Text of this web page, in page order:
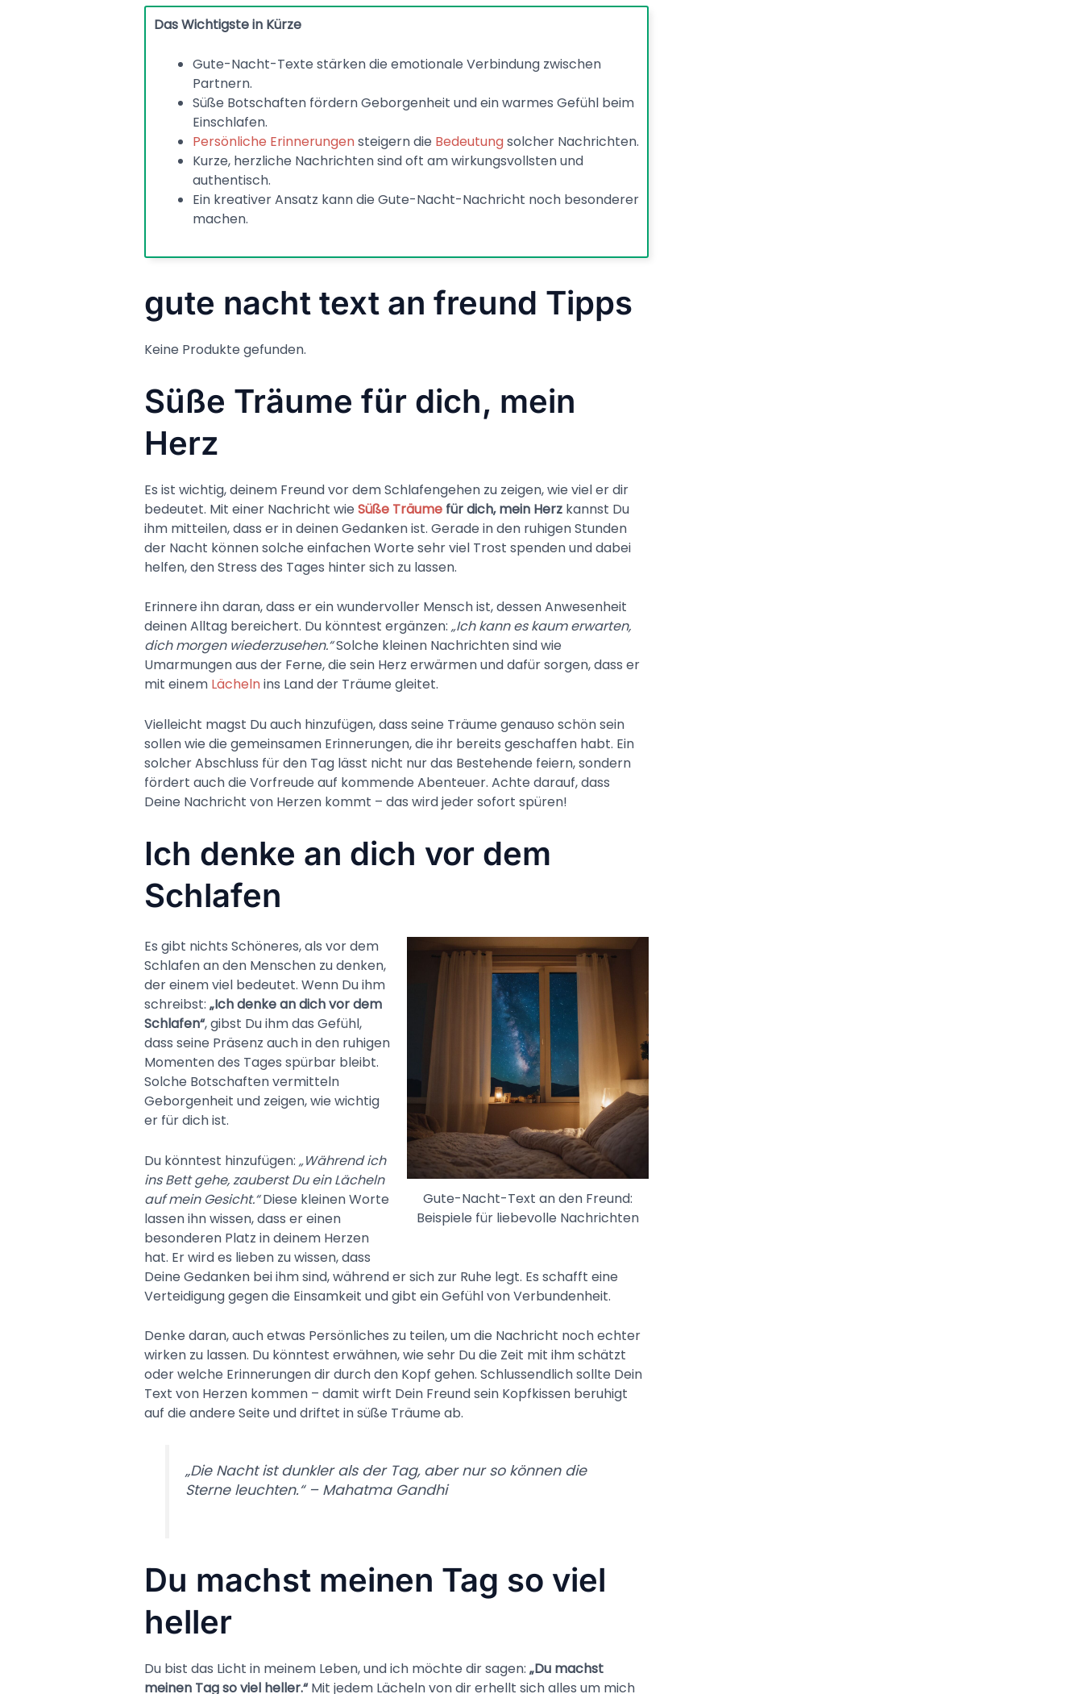
Das Wichtigste in Kürze
Gute-Nacht-Texte stärken die emotionale Verbindung zwischen
Partnern.
Süße Botschaften fördern Geborgenheit und ein warmes Gefühl beim
Einschlafen.
Persönliche Erinnerungensteigern die Bedeutungsolcher Nachrichten.
Kurze, herzliche Nachrichten sind oft am wirkungsvollsten und
authentisch.
Ein kreativer Ansatz kann die Gute-Nacht-Nachricht noch besonderer
machen.
gute nacht text an freund Tipps
Keine Produkte gefunden.
Süße Träume für dich, mein
Herz
Es ist wichtig, deinem Freund vor dem Schlafengehen zu zeigen, wie viel er dir
bedeutet. Mit einer Nachricht wie Süße Träumefür dich, mein Herzkannst Du
ihm mitteilen, dass er in deinen Gedanken ist. Gerade in den ruhigen Stunden
der Nacht können solche einfachen Worte sehr viel Trost spenden und dabei
helfen, den Stress des Tages hinter sich zu lassen.
Erinnere ihn daran, dass er ein wundervoller Mensch ist, dessen Anwesenheit
deinen Alltag bereichert. Du könntest ergänzen: „Ich kann es kaum erwarten,
dich morgen wiederzusehen.“Solche kleinen Nachrichten sind wie
Umarmungen aus der Ferne, die sein Herz erwärmen und dafür sorgen, dass er
mit einem Lächelnins Land der Träume gleitet.
Vielleicht magst Du auch hinzufügen, dass seine Träume genauso schön sein
sollen wie die gemeinsamen Erinnerungen, die ihr bereits geschaffen habt. Ein
solcher Abschluss für den Tag lässt nicht nur das Bestehende feiern, sondern
fördert auch die Vorfreude auf kommende Abenteuer. Achte darauf, dass
Deine Nachricht von Herzen kommt – das wird jeder sofort spüren!
Ich denke an dich vor dem
Schlafen
Gute-Nacht-Text an den Freund:
Beispiele für liebevolle Nachrichten
Es gibt nichts Schöneres, als vor dem
Schlafen an den Menschen zu denken,
der einem viel bedeutet. Wenn Du ihm
schreibst: „Ich denke an dich vor dem
Schlafen“, gibst Du ihm das Gefühl,
dass seine Präsenz auch in den ruhigen
Momenten des Tages spürbar bleibt.
Solche Botschaften vermitteln
Geborgenheit und zeigen, wie wichtig
er für dich ist.
Du könntest hinzufügen: „Während ich
ins Bett gehe, zauberst Du ein Lächeln
auf mein Gesicht.“Diese kleinen Worte
lassen ihn wissen, dass er einen
besonderen Platz in deinem Herzen
hat. Er wird es lieben zu wissen, dass
Deine Gedanken bei ihm sind, während er sich zur Ruhe legt. Es schafft eine
Verteidigung gegen die Einsamkeit und gibt ein Gefühl von Verbundenheit.
Denke daran, auch etwas Persönliches zu teilen, um die Nachricht noch echter
wirken zu lassen. Du könntest erwähnen, wie sehr Du die Zeit mit ihm schätzt
oder welche Erinnerungen dir durch den Kopf gehen. Schlussendlich sollte Dein
Text von Herzen kommen – damit wirft Dein Freund sein Kopfkissen beruhigt
auf die andere Seite und driftet in süße Träume ab.
„Die Nacht ist dunkler als der Tag, aber nur so können die
Sterne leuchten.“ – Mahatma Gandhi
Du machst meinen Tag so viel
heller
Du bist das Licht in meinem Leben, und ich möchte dir sagen: „Du machst
meinen Tag so viel heller.“Mit jedem Lächeln von dir erhellt sich alles um mich